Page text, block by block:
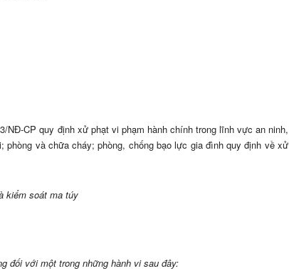
NĐ-CP quy định xử phạt vi phạm hành chính trong lĩnh vực an ninh,
và chữa cháy; phòng, chống bạo lực gia đình quy định về xử
kiểm soát ma túy
đối với một trong những hành vi sau đây: